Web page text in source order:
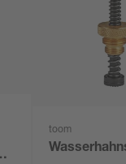
toom